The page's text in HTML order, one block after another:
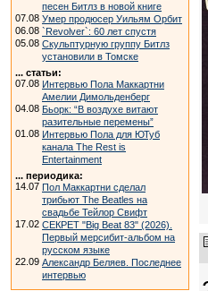
песен Битлз в новой книге
07.08 Умер продюсер Уильям Орбит
06.08 `Revolver`: 60 лет спустя
05.08 Скульптурную группу Битлз
установили в Томске
... статьи:
07.08 Интервью Пола Маккартни
Амелии Димольденберг
04.08 Бьорк: “В воздухе витают
разительные перемены”
01.08 Интервью Пола для ЮТуб
канала The Rest is
Entertainment
... периодика:
14.07 Пол Маккартни сделал
трибьют The Beatles на
свадьбе Тейлор Свифт
17.02 СЕКРЕТ "Big Beat 83" (2026).
Первый мерсибит-альбом на
русском языке
22.09 Александр Беляев. Последнее
интервью